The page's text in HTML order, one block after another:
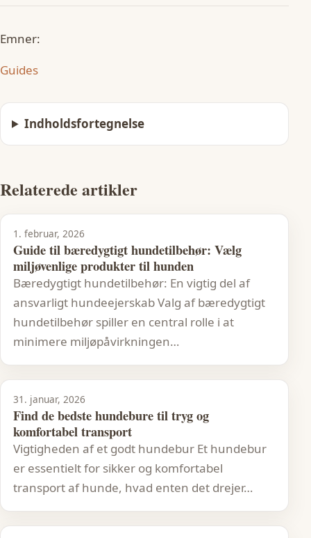
Emner:
Guides
Indholdsfortegnelse
Relaterede artikler
1. februar, 2026
Guide til bæredygtigt hundetilbehør: Vælg
miljøvenlige produkter til hunden
Bæredygtigt hundetilbehør: En vigtig del af
ansvarligt hundeejerskab Valg af bæredygtigt
hundetilbehør spiller en central rolle i at
minimere miljøpåvirkningen…
31. januar, 2026
Find de bedste hundebure til tryg og
komfortabel transport
Vigtigheden af et godt hundebur Et hundebur
er essentielt for sikker og komfortabel
transport af hunde, hvad enten det drejer…